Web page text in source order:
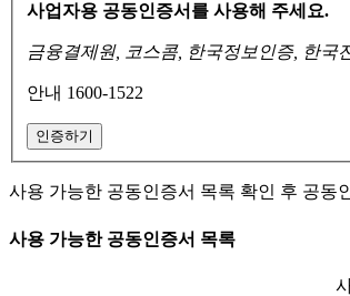
사업자용 공동인증서를 사용해 주세요.
금융결제원, 코스콤, 한국정보인증, 한국
안내 1600-1522
인증하기
사용 가능한 공동인증서 목록 확인 후 공동
사용 가능한 공동인증서 목록